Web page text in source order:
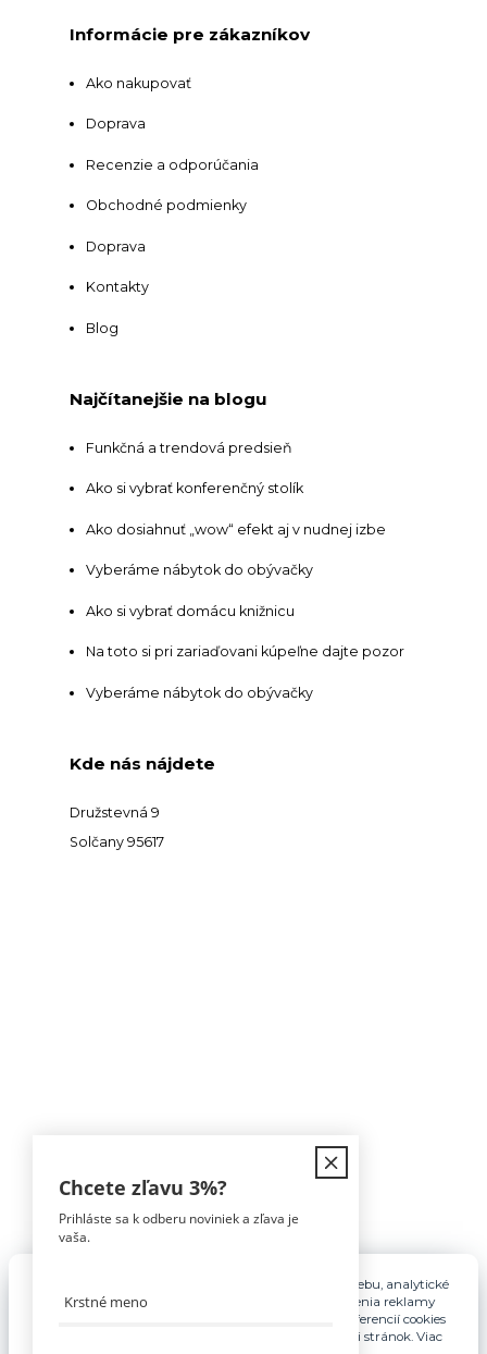
Informácie pre zákazníkov
Ako nakupovať
Doprava
Recenzie a odporúčania
Obchodné podmienky
Doprava
Kontakty
Blog
Najčítanejšie na blogu
Funkčná a trendová predsieň
Ako si vybrať konferenčný stolík
Ako dosiahnuť „wow“ efekt aj v nudnej izbe
Vyberáme nábytok do obývačky
Ako si vybrať domácu knižnicu
Na toto si pri zariaďovani kúpeľne dajte pozor
Vyberáme nábytok do obývačky
Kde nás nájdete
Družstevná 9
Solčany 95617
Tomáš Hula
Pre základnú funkčnosť, spríjemnenie používania webu, analytické
účely a v prípade udelenia súhlasu aj na účely cielenia reklamy
využívame súbory cookies. Nastavenie vlastných preferencií cookies
môžete kedykoľvek upraviť odkazom v spodnej časti stránok. Viac
Chcete zľavu 3%?
Prihláste sa k odberu noviniek a zľava je
vaša.